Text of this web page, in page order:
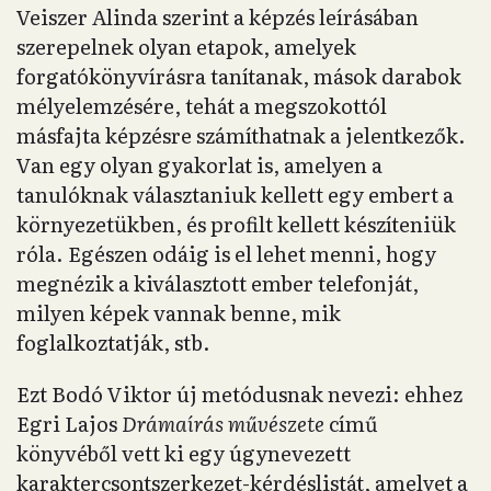
Veiszer Alinda szerint a képzés leírásában
szerepelnek olyan etapok, amelyek
forgatókönyvírásra tanítanak, mások darabok
mélyelemzésére, tehát a megszokottól
másfajta képzésre számíthatnak a jelentkezők.
Van egy olyan gyakorlat is, amelyen a
tanulóknak választaniuk kellett egy embert a
környezetükben, és profilt kellett készíteniük
róla. Egészen odáig is el lehet menni, hogy
megnézik a kiválasztott ember telefonját,
milyen képek vannak benne, mik
foglalkoztatják, stb.
Ezt Bodó Viktor új metódusnak nevezi: ehhez
Egri LajosDrámaírás művészete című
könyvéből vett ki egy úgynevezett
karaktercsontszerkezet-kérdéslistát, amelyet a